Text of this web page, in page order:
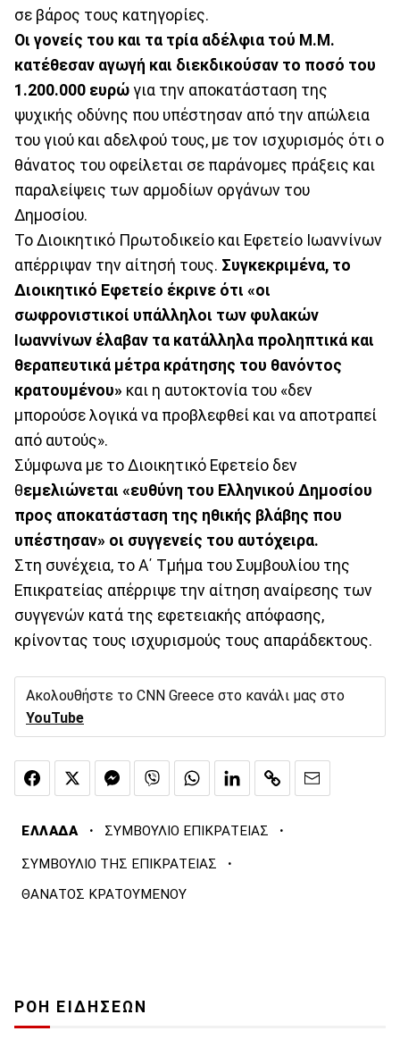
σε βάρος τους κατηγορίες.
Οι γονείς του και τα τρία αδέλφια τού Μ.Μ.
κατέθεσαν αγωγή και διεκδικούσαν το ποσό του
1.200.000 ευρώ για την αποκατάσταση της
ψυχικής οδύνης που υπέστησαν από την απώλεια
του γιού και αδελφού τους, με τον ισχυρισμός ότι ο
θάνατος του οφείλεται σε παράνομες πράξεις και
παραλείψεις των αρμοδίων οργάνων του
Δημοσίου.
Το Διοικητικό Πρωτοδικείο και Εφετείο Ιωαννίνων
απέρριψαν την αίτησή τους. Συγκεκριμένα, το
Διοικητικό Εφετείο έκρινε ότι «οι
σωφρονιστικοί υπάλληλοι των φυλακών
Ιωαννίνων έλαβαν τα κατάλληλα προληπτικά και
θεραπευτικά μέτρα κράτησης του θανόντος
κρατουμένου» και η αυτοκτονία του «δεν
μπορούσε λογικά να προβλεφθεί και να αποτραπεί
από αυτούς».
Σύμφωνα με το Διοικητικό Εφετείο δεν
θεμελιώνεται «ευθύνη του Ελληνικού Δημοσίου
προς αποκατάσταση της ηθικής βλάβης που
υπέστησαν» οι συγγενείς του αυτόχειρα.
Στη συνέχεια, το Α΄ Τμήμα του Συμβουλίου της
Επικρατείας απέρριψε την αίτηση αναίρεσης των
συγγενών κατά της εφετειακής απόφασης,
κρίνοντας τους ισχυρισμούς τους απαράδεκτους.
Ακολουθήστε το CNN Greece στο κανάλι μας στο
YouTube
ΕΛΛΑΔΑ · ΣΥΜΒΟΥΛΙΟ ΕΠΙΚΡΑΤΕΙΑΣ ·
ΣΥΜΒΟΥΛΙΟ ΤΗΣ ΕΠΙΚΡΑΤΕΙΑΣ ·
ΘΑΝΑΤΟΣ ΚΡΑΤΟΥΜΕΝΟΥ
ΡΟΗ ΕΙΔΗΣΕΩΝ